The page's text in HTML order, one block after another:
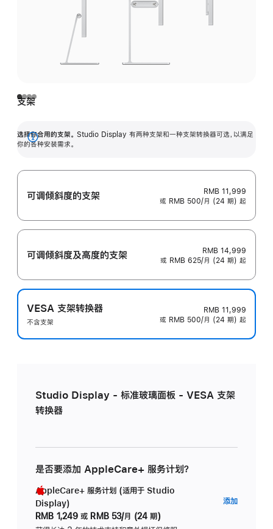
支架
选择你合用的支架。 Studio Display 有两种支架和一种支架转换器可选，以满足
你的各种安装需求。
展
可调倾斜度的支架
RMB 11,999
或 RMB 500/月 (24 期) 起
可调倾斜度及高‍度的支‍架
RMB 14,999
或 RMB 625/月 (24 期) 起
VESA 支架转换器
不含支架
RMB 11,999
或 RMB 500/月 (24 期) 起
Studio Display - 标准玻璃面板 - VESA 支架
转换器
是否要添加 AppleCare+ 服务计划？
AppleCare+ 服务计划 (适用于 Studio
Display)
RMB 1,249 或 RMB 53/月 (24 期)
添加